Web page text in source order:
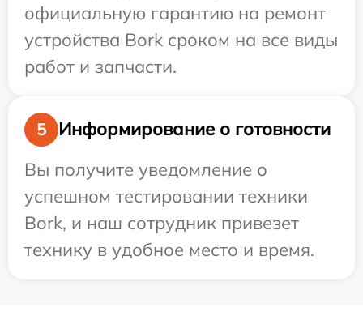
официальную гарантию на ремонт
устройства Bork сроком на все виды
работ и запчасти.
5
Информирование о готовности
Вы получите уведомление о
успешном тестировании техники
Bork, и наш сотрудник привезет
технику в удобное место и время.